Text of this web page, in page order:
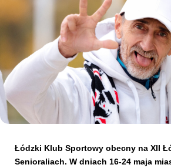
Biznes
Dla mediów
Kibice
Łódzki Klub Sportowy obecny na XII
Senioraliach. W dniach 16-24 maja